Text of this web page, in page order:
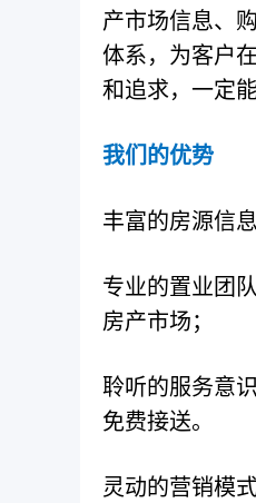
产市场信息、
体系，为客户
和追求，一定
我们的优势
丰富的房源信
专业的置业团
房产市场；
聆听的服务意
免费接送。
灵动的营销模